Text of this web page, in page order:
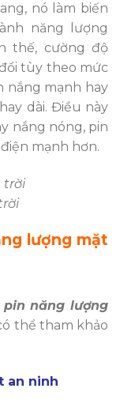
nó làm biến
năng lượng
thế, cường độ
tùy theo mức
nắng mạnh hay
dài. Điều này
nắng nóng, pin
mạnh hơn.
lượng mặt
năng lượng
thể tham khảo
an ninh